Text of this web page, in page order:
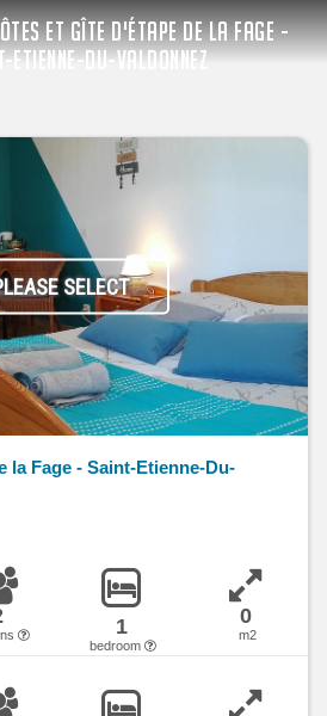
ET GÎTE D'ÉTAPE DE LA FAGE -
ETIENNE-DU-VALDONNEZ
SELECT
la Fage - Saint-Etienne-Du-
1
bedroom
0
m2